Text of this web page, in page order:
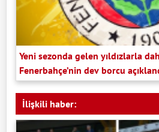
Yeni sezonda gelen yıldızlarla
Fenerbahçe’nin dev borcu
İlişkili haber: